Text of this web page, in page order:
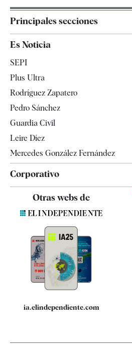
Principales secciones
España
Televisión
Es Noticia
SEPI
Plus Ultra
Rodríguez Zapatero
Pedro Sánchez
Guardia Civil
Leire Díez
Mercedes González Fernández
Corporativo
Contacto
Quiénes somos
Especificaciones
Otras webs de
ia.elindependiente.com